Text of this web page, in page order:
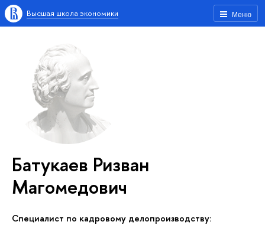
Меню
Высшая школа экономики
Батукаев Ризван
Магомедович
Специалист по кадровому делопроизводству: